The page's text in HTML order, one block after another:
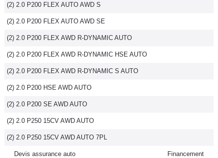
(2) 2.0 P200 FLEX AUTO AWD S
(2) 2.0 P200 FLEX AUTO AWD SE
(2) 2.0 P200 FLEX AWD R-DYNAMIC AUTO
(2) 2.0 P200 FLEX AWD R-DYNAMIC HSE AUTO
(2) 2.0 P200 FLEX AWD R-DYNAMIC S AUTO
(2) 2.0 P200 HSE AWD AUTO
(2) 2.0 P200 SE AWD AUTO
(2) 2.0 P250 15CV AWD AUTO
(2) 2.0 P250 15CV AWD AUTO 7PL
Devis assurance auto Financement